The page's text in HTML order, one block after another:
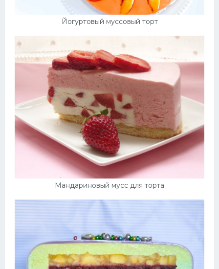
Йогуртовый муссовый торт
Мандариновый мусс для торта